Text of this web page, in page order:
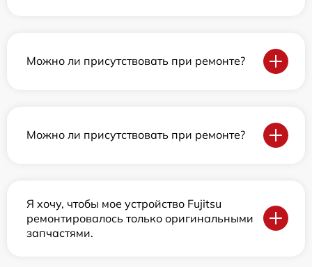
Можно ли присутствовать при ремонте?
Можно ли присутствовать при ремонте?
Я хочу, чтобы мое устройство Fujitsu
ремонтировалось только оригинальными
запчастями.